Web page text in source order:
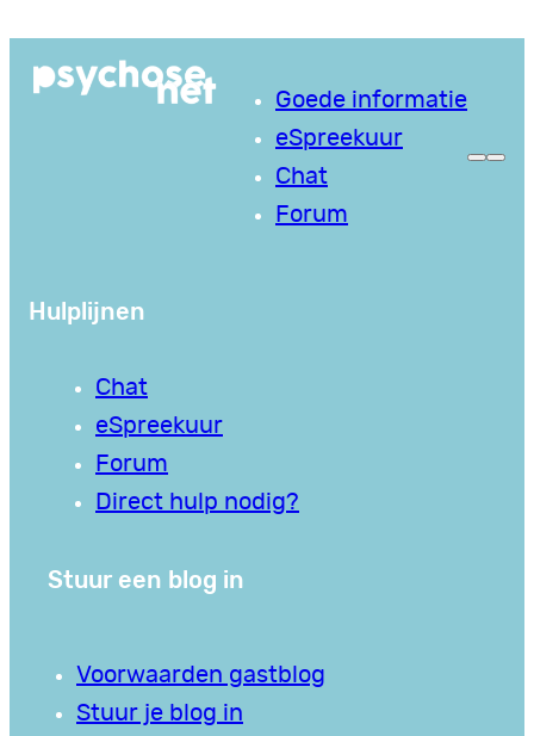
naar
Goede informatie
eSpreekuur
Chat
Forum
Hulplijnen
Chat
eSpreekuur
Forum
Direct hulp nodig?
Stuur een blog in
Voorwaarden gastblog
Stuur je blog in